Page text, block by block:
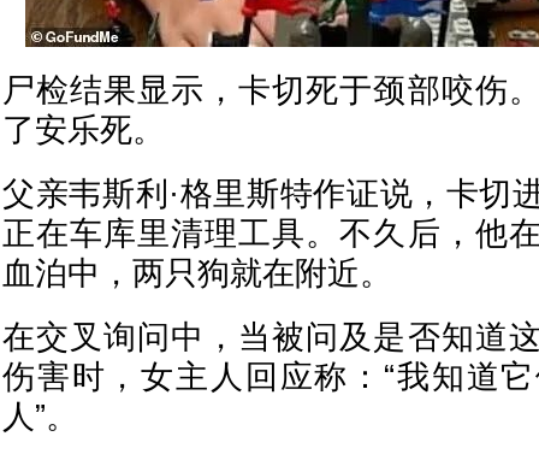
尸检结果显示，卡切死于颈部咬伤
了安乐死。
父亲韦斯利·格里斯特作证说，卡切
正在车库里清理工具。不久后，他
血泊中，两只狗就在附近。
在交叉询问中，当被问及是否知道
伤害时，女主人回应称：“我知道
人”。